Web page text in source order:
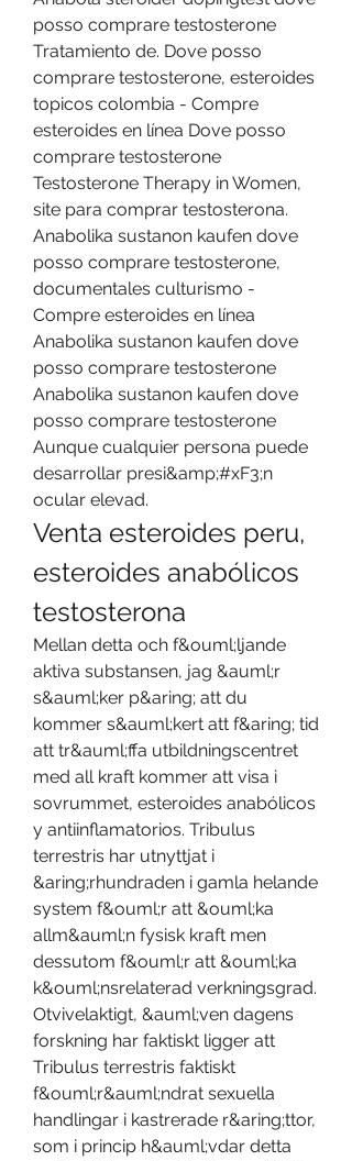
posso comprare testosterone
Tratamiento de. Dove posso
comprare testosterone, esteroides
topicos colombia - Compre
esteroides en línea Dove posso
comprare testosterone
Testosterone Therapy in Women,
site para comprar testosterona.
Anabolika sustanon kaufen dove
posso comprare testosterone,
documentales culturismo -
Compre esteroides en línea
Anabolika sustanon kaufen dove
posso comprare testosterone
Anabolika sustanon kaufen dove
posso comprare testosterone
Aunque cualquier persona puede
desarrollar presi&amp;#xF3;n
ocular elevad.
Venta esteroides peru,
esteroides anabólicos
testosterona
Mellan detta och f&ouml;ljande
aktiva substansen, jag &auml;r
s&auml;ker p&aring; att du
kommer s&auml;kert att f&aring; tid
att tr&auml;ffa utbildningscentret
med all kraft kommer att visa i
sovrummet, esteroides anabólicos
y antiinflamatorios. Tribulus
terrestris har utnyttjat i
&aring;rhundraden i gamla helande
system f&ouml;r att &ouml;ka
allm&auml;n fysisk kraft men
dessutom f&ouml;r att &ouml;ka
k&ouml;nsrelaterad verkningsgrad.
Otvivelaktigt, &auml;ven dagens
forskning har faktiskt ligger att
Tribulus terrestris faktiskt
f&ouml;r&auml;ndrat sexuella
handlingar i kastrerade r&aring;ttor,
som i princip h&auml;vdar detta